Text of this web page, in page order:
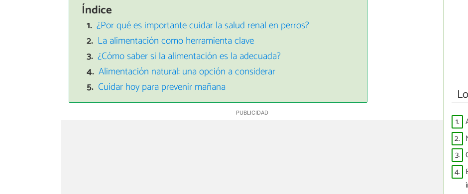
Índice
¿Por qué es importante cuidar la salud renal en perros?
La alimentación como herramienta clave
¿Cómo saber si la alimentación es la adecuada?
Alimentación natural: una opción a considerar
Cuidar hoy para prevenir mañana
1.
2.
3.
4.